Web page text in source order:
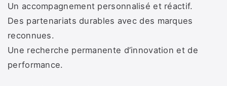
Un accompagnement personnalisé et réactif.
Des partenariats durables avec des marques
reconnues.
Une recherche permanente d’innovation et de
performance.